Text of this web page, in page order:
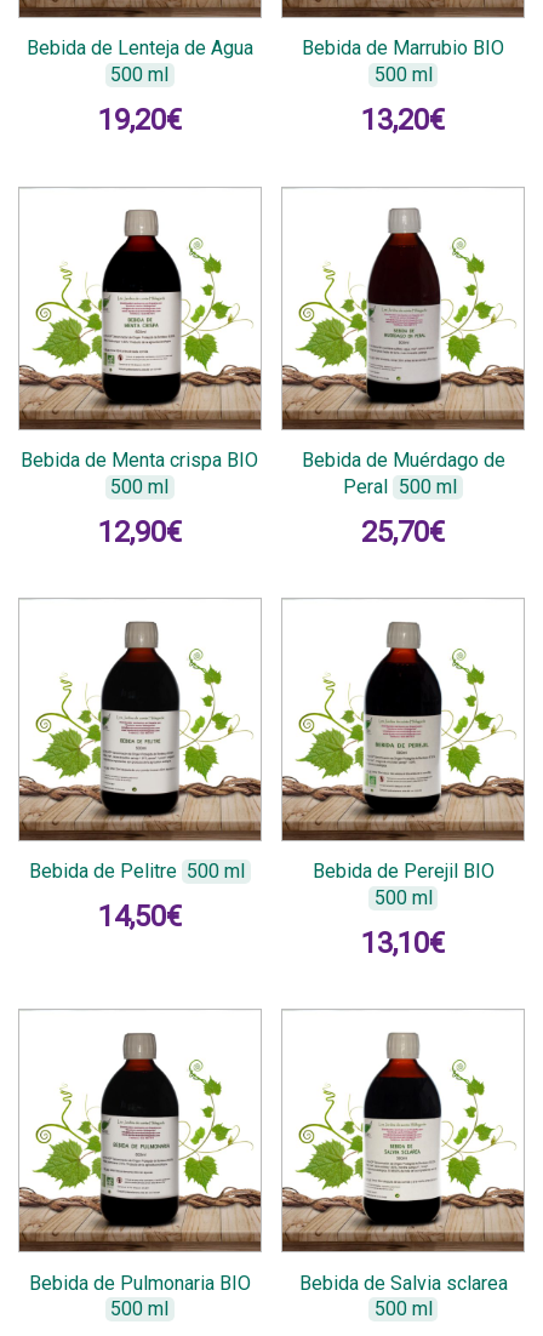
Bebida de Lenteja de Agua
500 ml
19,20€
Bebida de Marrubio BIO
500 ml
13,20€
Bebida de Menta crispa BIO
500 ml
12,90€
Bebida de Muérdago de
Peral
500 ml
25,70€
Bebida de Pelitre 500 ml
14,50€
Bebida de Perejil BIO
500 ml
13,10€
Bebida de Pulmonaria BIO
500 ml
Bebida de Salvia sclarea
500 ml